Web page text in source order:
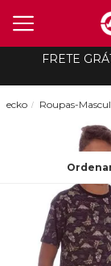
FRETE
ecko Roupas-